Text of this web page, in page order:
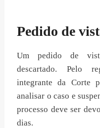
Pedido de
Um pedido de
descartado. Pelo
integrante da Corte
analisar o caso e
processo deve ser
dias.